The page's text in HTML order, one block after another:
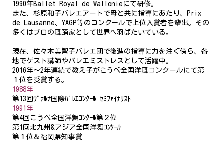
1990年Ballet Royal de Wallonieにて研修。
また、杉原和子バレエアートで母と共に指導にあたり、Prix
de Lausanne、YAGP等のコンクールで上位入賞者を輩出。その
多くはプロの舞踊家として世界へ羽ばたいている。
現在、佐々木美智子バレエ団で後進の指導に力を注ぐ傍ら、各
地でゲスト講師やバレエミストレスとして活躍中。
2016年～2年連続で教え子がこうべ全国洋舞コンクールにて第
１位を受賞する。
1988年
第13回ｳﾞｧﾙﾅ国際ﾊﾞﾚｴｺﾝｸｰﾙ ｾﾐﾌｧｲﾅﾘｽﾄ
1991年
第4回こうべ全国洋舞ｺﾝｸｰﾙ第２位
第1回北九州&アジア全国洋舞ｺﾝｸｰﾙ
第１位＆福岡県知事賞